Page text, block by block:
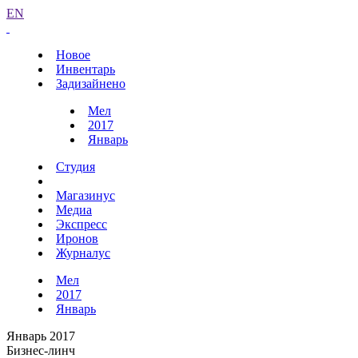
EN
Новое
Инвентарь
Задизайнено
Мел
2017
Январь
Студия
Магазинус
Медиа
Экспресс
Иронов
Журналус
Мел
2017
Январь
Январь 2017
Бизнес-линч